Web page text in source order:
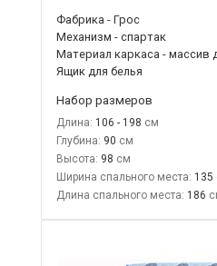
Фабрика - Грос
Механизм - спартак
Материал каркаса - массив
Ящик для белья
Набор размеров
Длина: 106 - 198
Глубина: 90
Высота: 98
Ширина спального места: 135
Длина спального места: 186